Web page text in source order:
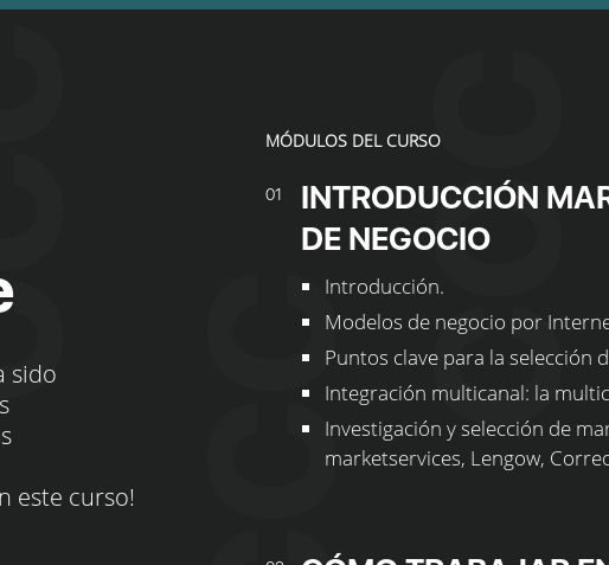
sido
este curso!
MÓDULOS DEL CURSO
01
INTRODUCCIÓN
DE NEGOCIO
Introducción.
Modelos de negocio por
Puntos clave para la selección
Integración multicanal: la
Investigación y selección de
marketservices, Lengow,